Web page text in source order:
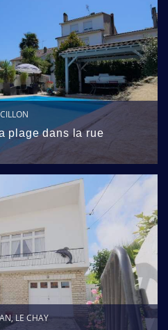
plage dans la rue
LE CHAY